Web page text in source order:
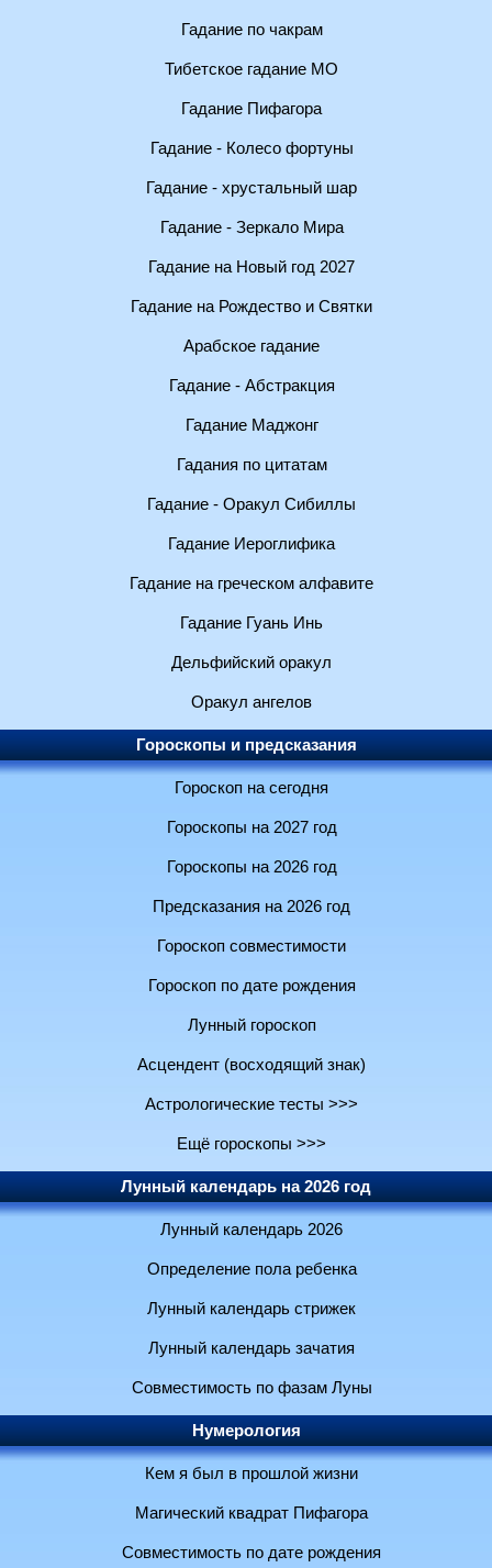
Гадание по чакрам
Тибетское гадание МО
Гадание Пифагора
Гадание - Колесо фортуны
Гадание - хрустальный шар
Гадание - Зеркало Мира
Гадание на Новый год 2027
Гадание на Рождество и Святки
Арабское гадание
Гадание - Абстракция
Гадание Маджонг
Гадания по цитатам
Гадание - Оракул Сибиллы
Гадание Иероглифика
Гадание на греческом алфавите
Гадание Гуань Инь
Дельфийский оракул
Оракул ангелов
Гороскопы и предсказания
Гороскоп на сегодня
Гороскопы на 2027 год
Гороскопы на 2026 год
Предсказания на 2026 год
Гороскоп совместимости
Гороскоп по дате рождения
Лунный гороскоп
Асцендент (восходящий знак)
Астрологические тесты >>>
Ещё гороскопы >>>
Лунный календарь на 2026 год
Лунный календарь 2026
Определение пола ребенка
Лунный календарь стрижек
Лунный календарь зачатия
Совместимость по фазам Луны
Нумерология
Кем я был в прошлой жизни
Магический квадрат Пифагора
Совместимость по дате рождения